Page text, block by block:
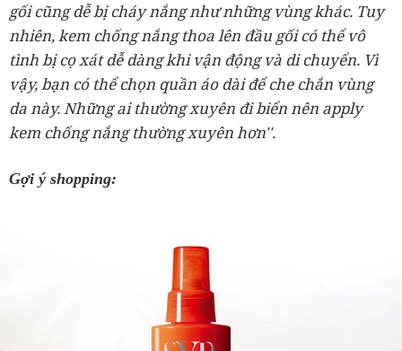
gối cũng dễ bị cháy nắng như những vùng khác. Tuy
nhiên, kem chống nắng thoa lên đầu gối có thể vô
tình bị cọ xát dễ dàng khi vận động và di chuyển. Vì
vậy, bạn có thể chọn quần áo dài để che chắn vùng
da này. Những ai thường xuyên đi biển nên apply
kem chống nắng thường xuyên hơn''.
Gợi ý shopping: